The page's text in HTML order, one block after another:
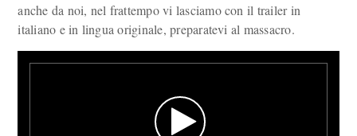
anche da noi, nel frattempo vi lasciamo con il trailer in
italiano e in lingua originale, preparatevi al massacro.